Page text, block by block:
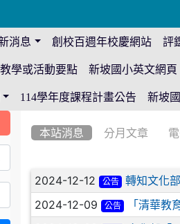
消息 創校百週年校慶網站 評
學或活動要點 新坡國小英文網頁
114學年度課程計畫公告 新坡
本站消息 分月文章
文章列表
2024-12-12 公告 轉知文化
2024-12-09 公告 「清華教